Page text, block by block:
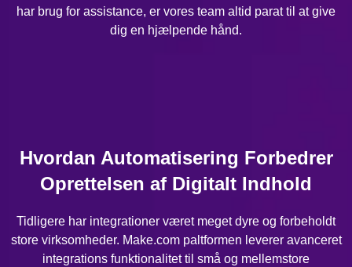
har brug for assistance, er vores team altid parat til at give
dig en hjælpende hånd.
Hvordan Automatisering Forbedrer
Oprettelsen af Digitalt Indhold
Tidligere har integrationer været meget dyre og forbeholdt
store virksomheder. Make.com paltformen leverer avanceret
integrations funktionalitet til små og mellemstore